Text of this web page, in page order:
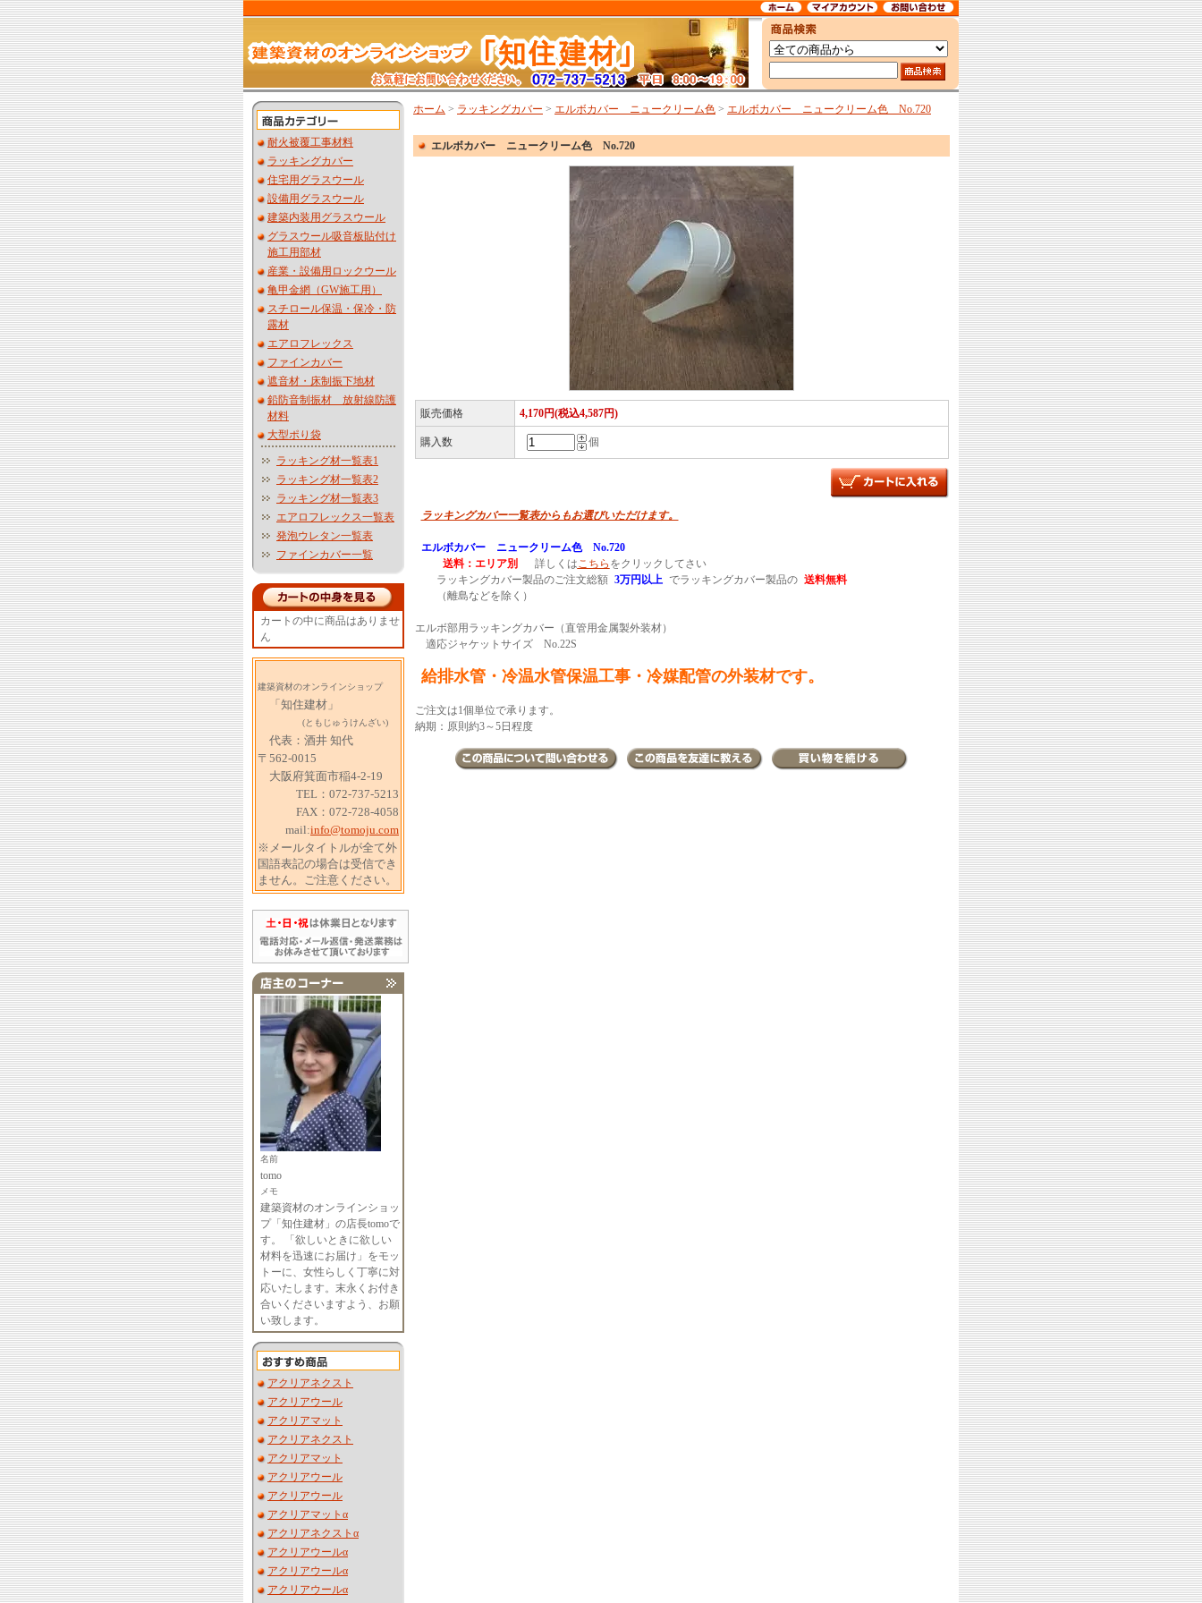
耐火被覆工事材料
ラッキングカバー
住宅用グラスウール
設備用グラスウール
建築内装用グラスウール
グラスウール吸音板貼付け
施工用部材
産業・設備用ロックウール
亀甲金網（GW施工用）
スチロール保温・保冷・防
露材
エアロフレックス
ファインカバー
遮音材・床制振下地材
鉛防音制振材 放射線防護
材料
大型ポり袋
ラッキング材一覧表1
ラッキング材一覧表2
ラッキング材一覧表3
エアロフレックス一覧表
発泡ウレタン一覧表
ファインカバー一覧
カートの中に商品はありませ
ん
建築資材のオンラインショップ
「知住建材」
(ともじゅうけんざい)
代表：酒井 知代
〒562-0015
大阪府箕面市稲4-2-19
TEL：072-737-5213
FAX：072-728-4058
mail:info@tomoju.com
※メールタイトルが全て外
国語表記の場合は受信でき
ません。ご注意ください。
名前
tomo
メモ
建築資材のオンラインショッ
プ「知住建材」の店長tomoで
す。 「欲しいときに欲しい
材料を迅速にお届け」をモッ
トーに、女性らしく丁寧に対
応いたします。末永くお付き
合いくださいますよう、お願
い致します。
アクリアネクスト
アクリアウール
アクリアマット
アクリアネクスト
アクリアマット
アクリアウール
アクリアウール
アクリアマットα
アクリアネクストα
アクリアウールα
アクリアウールα
アクリアウールα
ホーム > ラッキングカバー > エルボカバー ニュークリーム色 > エルボカバー ニュークリーム色 No.720
エルボカバー ニュークリーム色 No.720
販売価格 4,170円(税込4,587円)
購入数 個
ラッキングカバー一覧表からもお選びいただけます。
エルボカバー ニュークリーム色 No.720
送料：エリア別
詳しくはこちら をクリックしてさい
ラッキングカバー製品のご注文総額 3万円以上 でラッキングカバー製品の 送料無料
（離島などを除く）
エルボ部用ラッキングカバー（直管用金属製外装材）
適応ジャケットサイズ No.22S
給排水管・冷温水管保温工事・冷媒配管の外装材です。
ご注文は1個単位で承ります。
納期：原則約3～5日程度